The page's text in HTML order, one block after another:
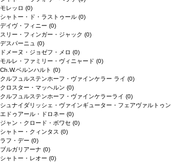
モレッロ (0)
シャトー・ド・ラストゥール (0)
デイヴ・フィニー (0)
スリー・フィンガー・ジャック (0)
デスパーニュ (0)
ドメーヌ・ジョゼフ・メロ (0)
モルレ・ファミリー・ヴィニャード (0)
Ch.W.ベルンハルト (0)
クルフュルステンホーフ・ヴァインケラー ライ (0)
クロスター・マッヘルン (0)
クルフュルステンホーフ・ヴァインケラーライ (0)
シュナイダリッシェ・ヴァインギューター・フェアヴァルトゥ
エドゥアール・ドロネー (0)
ジャン・クロード・ボワセ (0)
シャトー・クィンタス (0)
ラフ・デー (0)
ブルガリアーナ (0)
シャトー・レオー (0)